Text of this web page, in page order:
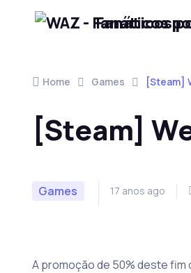
Skip to navigation
Skip to contentFanáticos
Home Games [Steam]
[Steam]
Games 17 anos ago
A promoção de 50% deste fim